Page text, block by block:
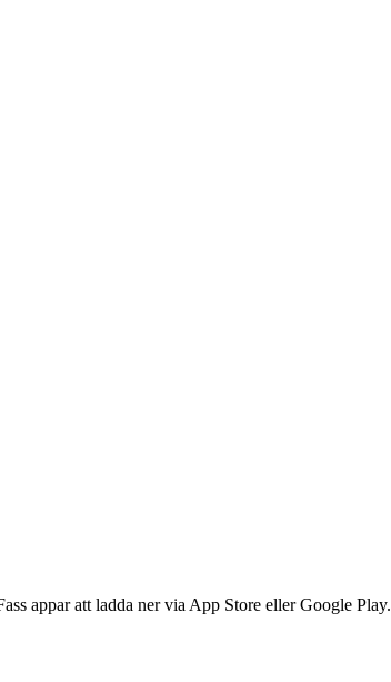
appar att ladda ner via App Store eller Google Play.